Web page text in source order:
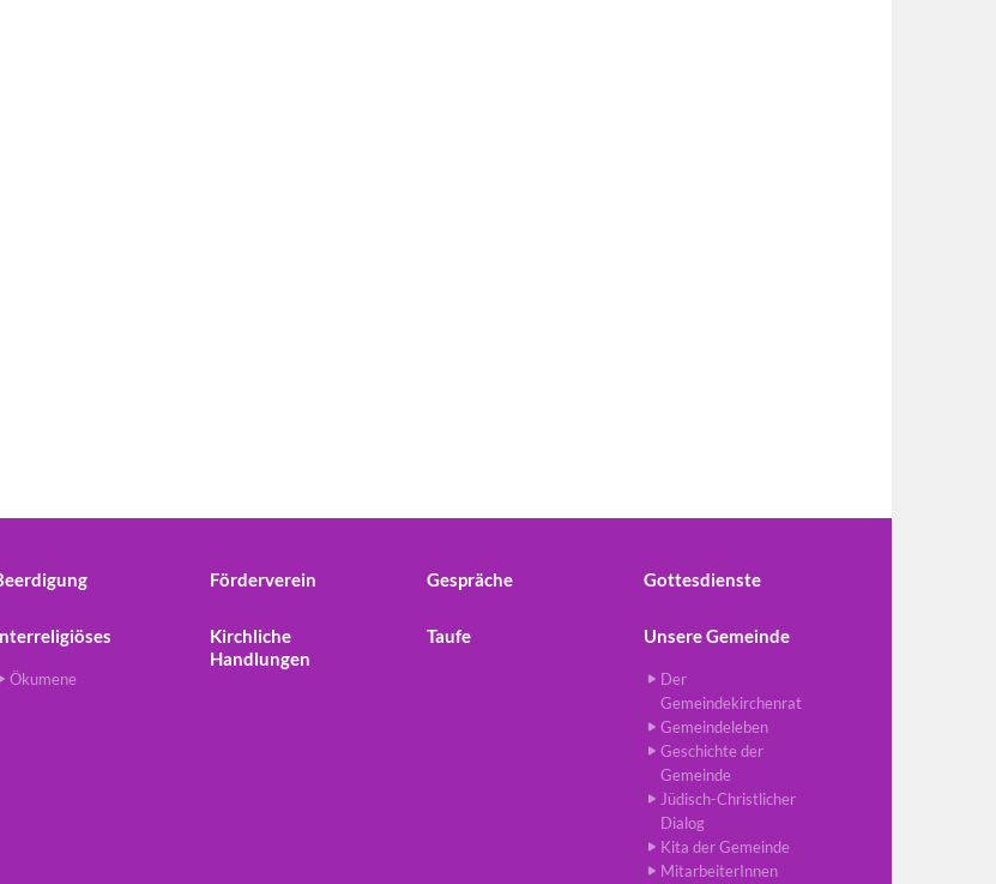
Förderverein Gespräche Gottesdienste
Ökumene
Kirchliche
Handlungen
Taufe Unsere Gemeinde
Der
Gemeindekirchenrat
Gemeindeleben
Geschichte der
Gemeinde
Jüdisch-Christlicher
Dialog
Kita der Gemeinde
MitarbeiterInnen